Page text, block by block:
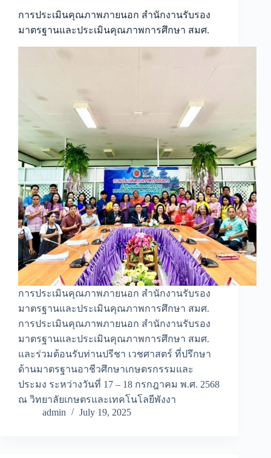
การประเมินคุณภาพภายนอก สำนักงานรับรอง
มาตรฐานและประเมินคุณภาพการศึกษา สมศ.
การประเมินคุณภาพภายนอก สำนักงานรับรอง
มาตรฐานและประเมินคุณภาพการศึกษา สมศ.
การประเมินคุณภาพภายนอก สำนักงานรับรอง
มาตรฐานและประเมินคุณภาพการศึกษา สมศ.
และร่วมต้อนรับท่านปรีชา เวชศาสตร์ ที่ปรึกษา
ด้านมาตรฐานอาชีวศึกษาเกษตรกรรมและ
ประมง ระหว่างวันที่ 17 – 18 กรกฎาคม พ.ศ. 2568
ณ วิทยาลัยเกษตรและเทคโนโลยีพังงา
admin
July 19, 2025